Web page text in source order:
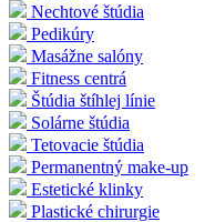
Nechtové štúdia
Pedikúry
Masážne salóny
Fitness centrá
Štúdia štíhlej línie
Solárne štúdia
Tetovacie štúdia
Permanentný make-up
Estetické klinky
Plastické chirurgie